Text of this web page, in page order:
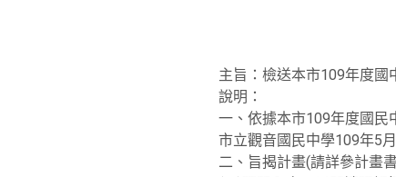
主旨：檢送本市109年度國
說明：
一、依據本市109年度國民
市立觀音國民中學109年5
二、旨揭計畫(請詳參計畫